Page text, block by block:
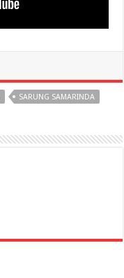
SARUNG SAMARINDA